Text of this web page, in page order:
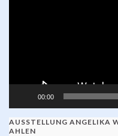
00:00
AUSSTELLUNG ANGELIKA
AHLEN